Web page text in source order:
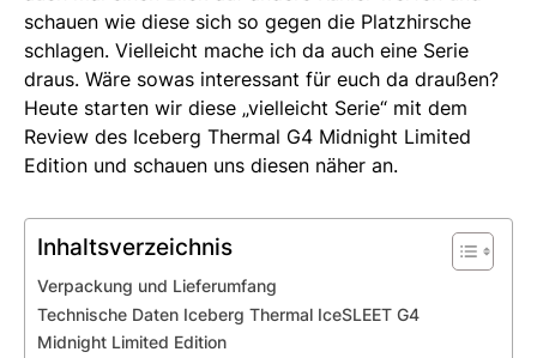
schauen wie diese sich so gegen die Platzhirsche
schlagen. Vielleicht mache ich da auch eine Serie
draus. Wäre sowas interessant für euch da draußen?
Heute starten wir diese „vielleicht Serie“ mit dem
Review des Iceberg Thermal G4 Midnight Limited
Edition und schauen uns diesen näher an.
Inhaltsverzeichnis
Verpackung und Lieferumfang
Technische Daten Iceberg Thermal IceSLEET G4
Midnight Limited Edition